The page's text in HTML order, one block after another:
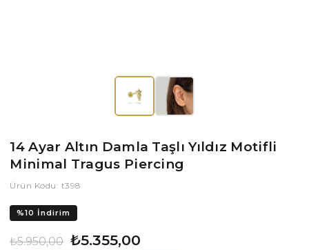
14 Ayar Altın Damla Taşlı Yıldız Motifli
Minimal Tragus Piercing
Ürün Kodu: t398
%10 İndirim
₺5.950,00 ₺5.355,00